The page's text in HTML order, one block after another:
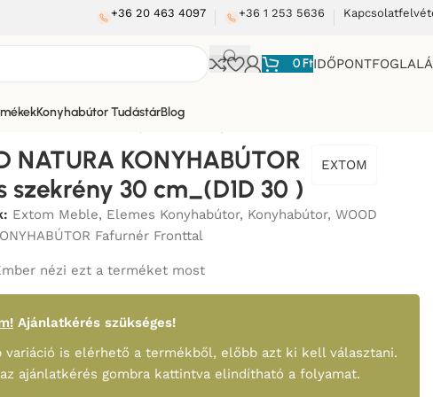
+36 20 463 4097 +36 1 253 5636
0Ft
Konyhabútor TudástárBlog
KONYHABÚTOR 1-ajtós szekrény 30 cm_(D1D 30 )
NATURA KONYHABÚTOR
szekrény 30 cm_(D1D 30 )
EXTOM
Extom Meble, Elemes Konyhabútor, Konyhabútor, WOOD
Fafurnér Fronttal
nézi ezt a terméket most
Ajánlatkérés szükséges!
variáció is elérhető a termékből, előbb azt ki kell választani.
ajánlatkérés gombra kattintva elindítható a folyamat.